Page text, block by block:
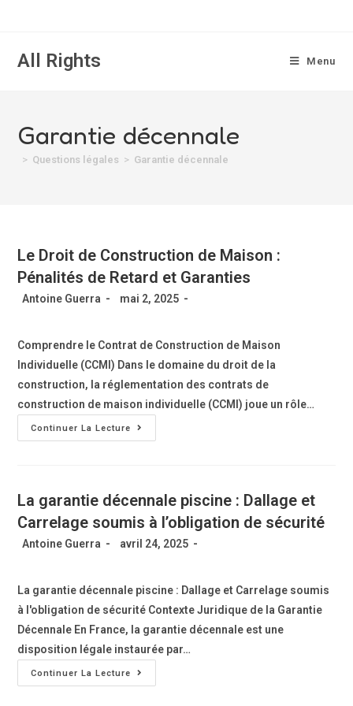
All Rights Menu
Garantie décennale
> Questions légales > Garantie décennale
Le Droit de Construction de Maison :
Pénalités de Retard et Garanties
Antoine Guerra mai 2, 2025
Comprendre le Contrat de Construction de Maison
Individuelle (CCMI) Dans le domaine du droit de la
construction, la réglementation des contrats de
construction de maison individuelle (CCMI) joue un rôle…
Continuer La Lecture
La garantie décennale piscine : Dallage et
Carrelage soumis à l’obligation de sécurité
Antoine Guerra avril 24, 2025
La garantie décennale piscine : Dallage et Carrelage soumis
à l'obligation de sécurité Contexte Juridique de la Garantie
Décennale En France, la garantie décennale est une
disposition légale instaurée par…
Continuer La Lecture